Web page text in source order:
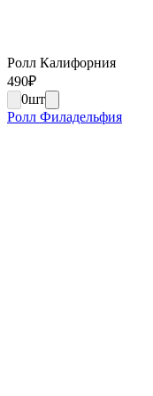
Ролл Калифорния
490₽
0шт
Ролл Филадельфия